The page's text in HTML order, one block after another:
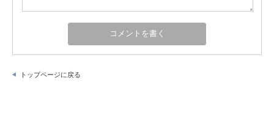
トップページに戻る